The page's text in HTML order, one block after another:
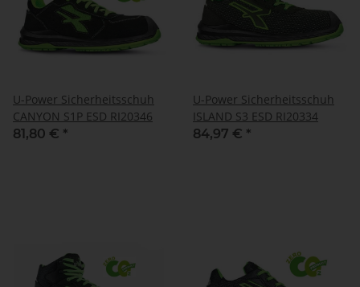
U-Power Sicherheitsschuh
CANYON S1P ESD RI20346
81,80 € *
U-Power Sicherheitsschuh
ISLAND S3 ESD RI20334
84,97 € *